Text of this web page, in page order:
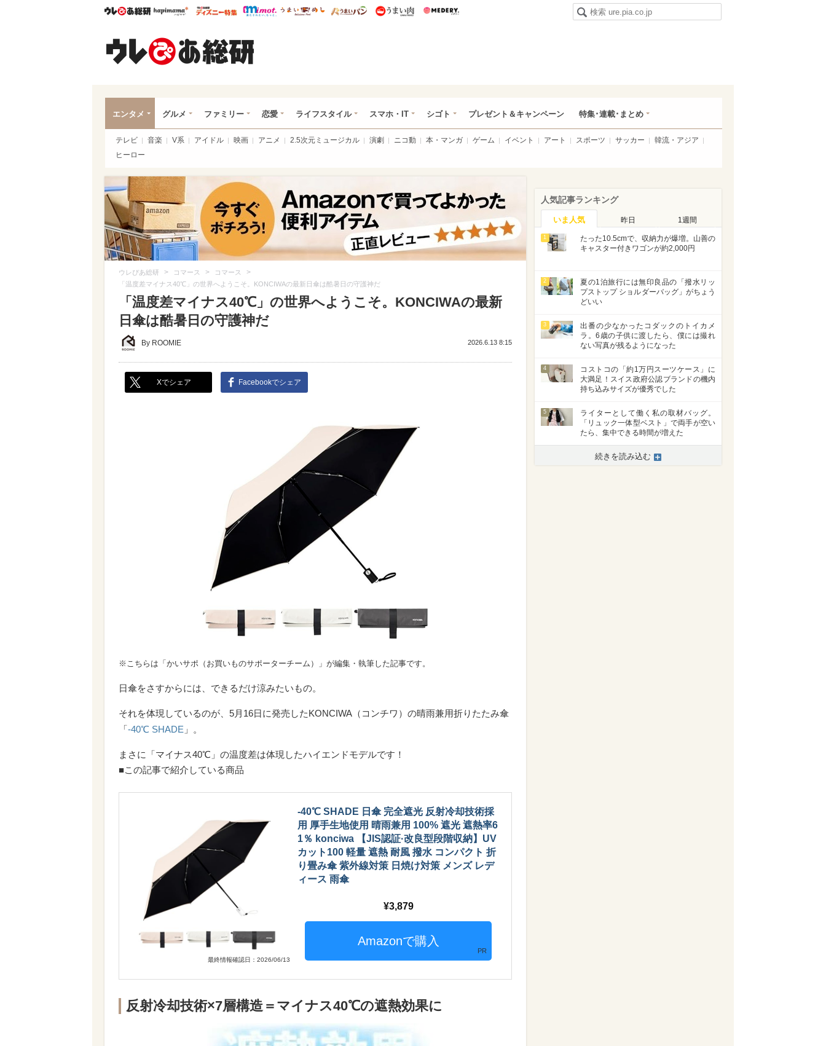
ウレぴあ総研ハピママ* ウレぴあ総研 ディズニー特集
mimot. うまいめし うまいパン うまい肉
エンタメ グルメ ファミリー 恋愛 ライフスタイル スマホ・IT シゴト プレゼント＆キャンペーン 特集･連載･まとめ
テレビ 音楽 V系 アイドル 映画 アニメ 2.5次元ミュージカル 演劇 ニコ動 本・マンガ ゲーム イベント アート スポーツ サッカー
韓流・アジア
ヒーロー
ウレぴあ総研 > コマース > コマース >
「温度差マイナス40℃」の世界へようこそ。KONCIWAの最新日傘は酷暑日の守護神だ
「温度差マイナス40℃」の世界へようこそ。KONCIWAの最新
日傘は酷暑日の守護神だ
By ROOMIE 2026.6.13 8:15
Xでシェア Facebookでシェア
※こちらは「かいサポ（お買いものサポーターチーム）」が編集・執筆した記事です。
日傘をさすからには、できるだけ涼みたいもの。
それを体現しているのが、5月16日に発売したKONCIWA（コンチワ）の晴雨兼用折りたたみ傘
「-40℃ SHADE 」。
まさに「マイナス40℃」の温度差は体現したハイエンドモデルです！
■この記事で紹介している商品
-40℃ SHADE 日傘 完全遮光 反射冷却技術採
用 厚手生地使用 晴雨兼用 100% 遮光 遮熱率6
1％ konciwa 【JIS認証·改良型段階収納】UV
カット100 軽量 遮熱 耐風 撥水 コンパクト 折
り畳み傘 紫外線対策 日焼け対策 メンズ レデ
ィース 雨傘
3,879
PR
最終情報確認日：2026/06/13
反射冷却技術×7層構造＝マイナス40℃の遮熱効果に
人気記事ランキング
いま人気 昨日 1週間
1
たった10.5cmで、収納力が爆増。山善の
キャスター付きワゴンが約2,000円
2
夏の1泊旅行には無印良品の「撥水リッ
プストップ ショルダーバッグ」がちょう
どいい
3
出番の少なかったコダックのトイカメ
ラ。6歳の子供に渡したら、僕には撮れ
ない写真が残るようになった
4
コストコの「約1万円スーツケース」に
大満足！スイス政府公認ブランドの機内
持ち込みサイズが優秀でした
5
ライターとして働く私の取材バッグ。
「リュック一体型ベスト」で両手が空い
たら、集中できる時間が増えた
続きを読み込む